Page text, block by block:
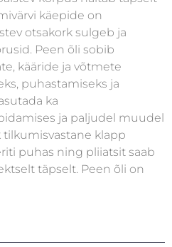
käepide on
otsakork sulgeb ja
Peen õli sobib
kääride ja võtmete
puhastamiseks ja
ka
ja paljudel muudel
klapp
puhas ning pliiatsit saab
täpselt. Peen õli on